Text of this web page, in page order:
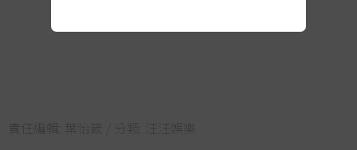
責任編輯: 葉怡箴 / 分類: 汪汪娛樂